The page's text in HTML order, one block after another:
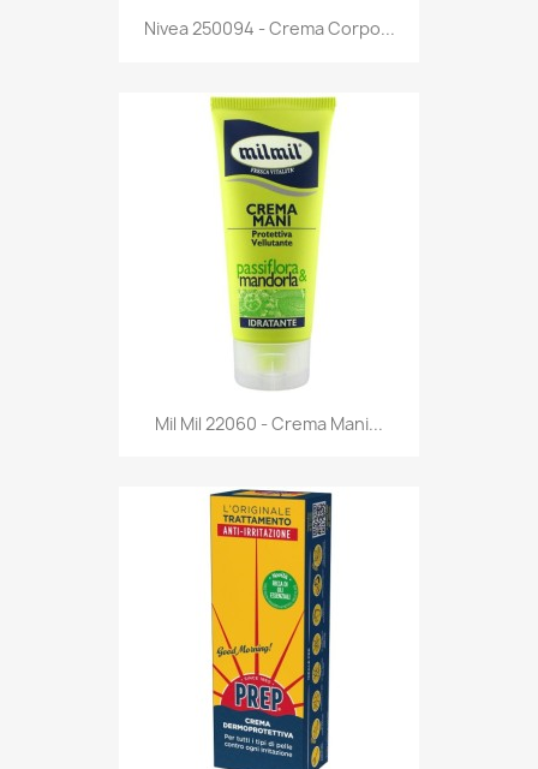
Anteprima
Nivea 250094 - Crema Corpo...
Anteprima
Mil Mil 22060 - Crema Mani...